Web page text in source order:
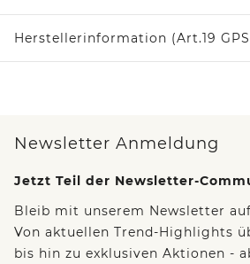
Herstellerinformation (Art.19
Newsletter Anmeldung
Jetzt Teil der Newsletter-
Bleib mit unserem Newsletter
Von aktuellen Trend-Highlights
bis hin zu exklusiven Aktionen -